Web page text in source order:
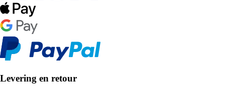
Levering en retour